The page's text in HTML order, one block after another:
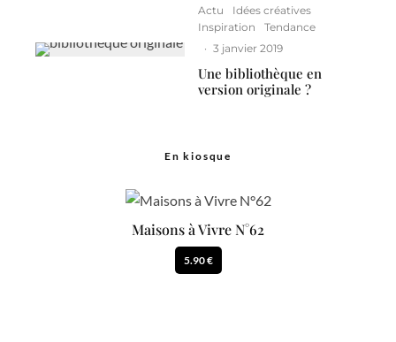
Actu
Idées créatives
Inspiration
Tendance
· 3 janvier 2019
Une bibliothèque en
version originale ?
En kiosque
Maisons à Vivre N°62
5.90 €